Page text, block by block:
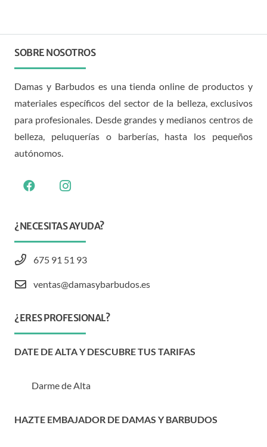
SOBRE NOSOTROS
Damas y Barbudos es una tienda online de productos y
materiales específicos del sector de la belleza, exclusivos
para profesionales. Desde grandes y medianos centros de
belleza, peluquerías o barberías, hasta los pequeños
autónomos.
¿NECESITAS AYUDA?
675 91 51 93
ventas@damasybarbudos.es
¿ERES PROFESIONAL?
DATE DE ALTA Y DESCUBRE TUS TARIFAS
Darme de Alta
HAZTE EMBAJADOR DE DAMAS Y BARBUDOS